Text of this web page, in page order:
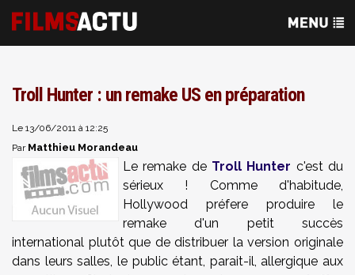
Troll Hunter : un remake US en préparation
Le 13/06/2011 à 12:25
Par Matthieu Morandeau
Le remake de Troll Hunter c'est du
sérieux ! Comme d'habitude,
Hollywood préfere produire le
remake d'un petit succès
international plutôt que de distribuer la version originale
dans leurs salles, le public étant, parait-il, allergique aux